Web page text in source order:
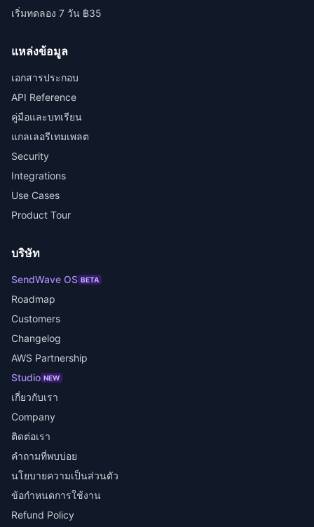
เริ่มทดลอง 7 วัน ฿35
แหล่งข้อมูล
เอกสารประกอบ
API Reference
คู่มือและบทเรียน
แกลเลอรีเทมเพลต
Security
Integrations
Use Cases
Product Tour
บริษัท
SendWave OS BETA
Roadmap
Customers
Changelog
AWS Partnership
Studio NEW
เกี่ยวกับเรา
Company
ติดต่อเรา
คำถามที่พบบ่อย
นโยบายความเป็นส่วนตัว
ข้อกำหนดการใช้งาน
Refund Policy